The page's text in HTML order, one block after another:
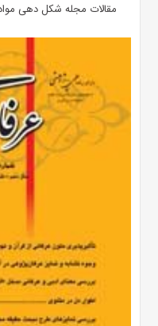
مقالات مجله شکل دهی مواد، دوره ۹،